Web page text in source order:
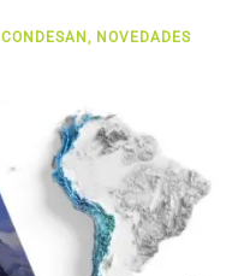
CONDESAN, NOVEDADES